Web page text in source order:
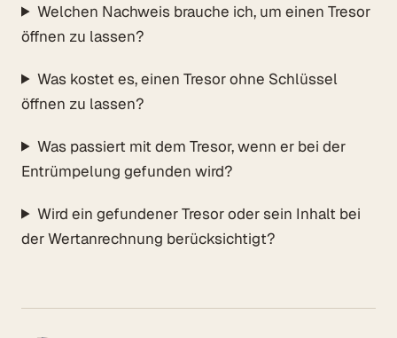
Welchen Nachweis brauche ich, um einen Tresor
öffnen zu lassen?
Was kostet es, einen Tresor ohne Schlüssel
öffnen zu lassen?
Was passiert mit dem Tresor, wenn er bei der
Entrümpelung gefunden wird?
Wird ein gefundener Tresor oder sein Inhalt bei
der Wertanrechnung berücksichtigt?